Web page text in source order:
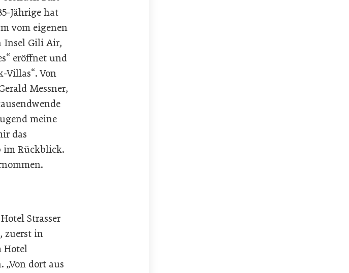
Jährige hat
vom eigenen
Insel Gili Air,
eröffnet und
Villas“. Von
Messner,
meine
das
im Rückblick.
Strasser
zuerst in
Hotel
„Von dort aus